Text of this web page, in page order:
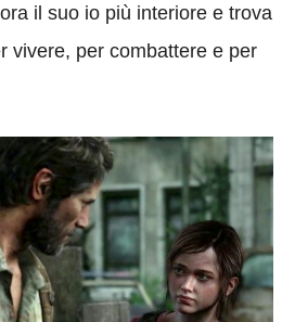
il suo io più interiore e trova
vivere, per combattere e per